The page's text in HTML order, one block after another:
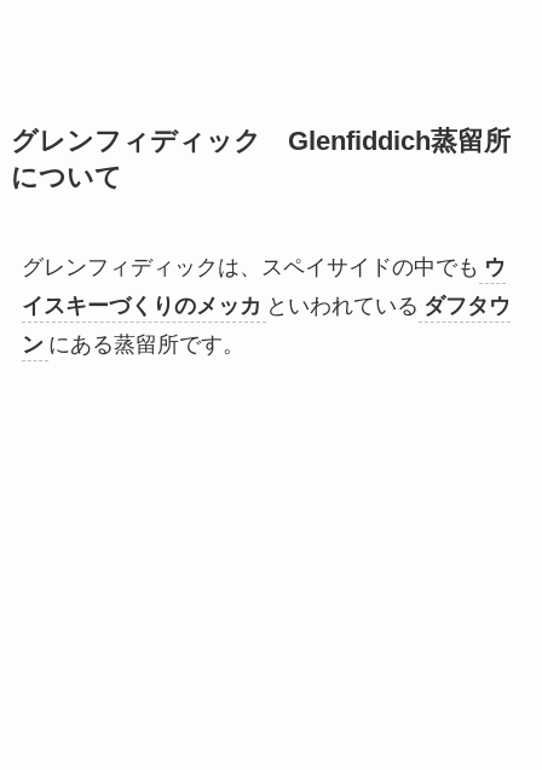
グレンフィディック Glenfiddich蒸留所
について
グレンフィディックは、スペイサイドの中でも ウ
イスキーづくりのメッカ といわれている ダフタウ
ン にある蒸留所です。